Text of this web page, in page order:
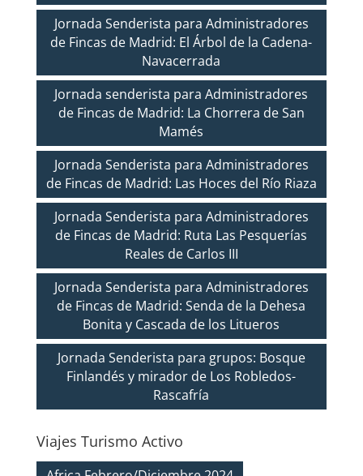
Jornada Senderista para Administradores
de Fincas de Madrid: El Árbol de la Cadena-
Navacerrada
Jornada senderista para Administradores
de Fincas de Madrid: La Chorrera de San
Mamés
Jornada Senderista para Administradores
de Fincas de Madrid: Las Hoces del Río Riaza
Jornada Senderista para Administradores
de Fincas de Madrid: Ruta Las Pesquerías
Reales de Carlos III
Jornada Senderista para Administradores
de Fincas de Madrid: Senda de la Dehesa
Bonita y Cascada de los Litueros
Jornada Senderista para grupos: Bosque
Finlandés y mirador de Los Robledos-
Rascafría
Viajes Turismo Activo